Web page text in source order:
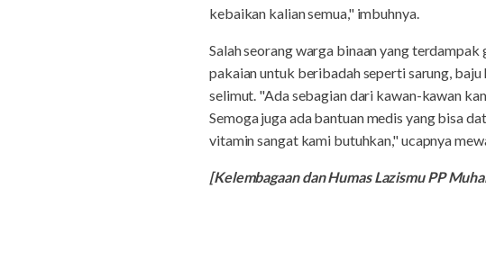
kebaikan kalian semua," imbuhnya.
Salah seorang warga binaan yang
pakaian untuk beribadah seperti sarung,
selimut. "Ada sebagian dari kawan-kawan
Semoga juga ada bantuan medis yang bisa
vitamin sangat kami butuhkan," ucapnya
[Kelembagaan dan Humas Lazismu PP